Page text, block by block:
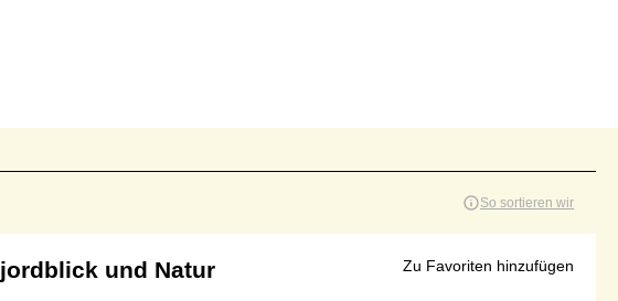
So sortieren wir
und Natur Zu Favoriten hinzufügen